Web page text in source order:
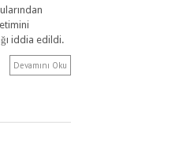
iddia edildi.
Devamını Oku